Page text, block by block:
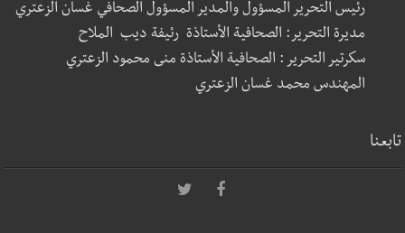
رئيس التحرير المسؤول والمدير المسؤول الصحافي غسان الزعتري
مديرة التحرير: الصحافية الأستاذة رئيفة ديب الملاح
سكرتير التحرير : الصحافية الأستاذة منى محمود الزعتري
المهندس محمد غسان الزعتري
تابعنا